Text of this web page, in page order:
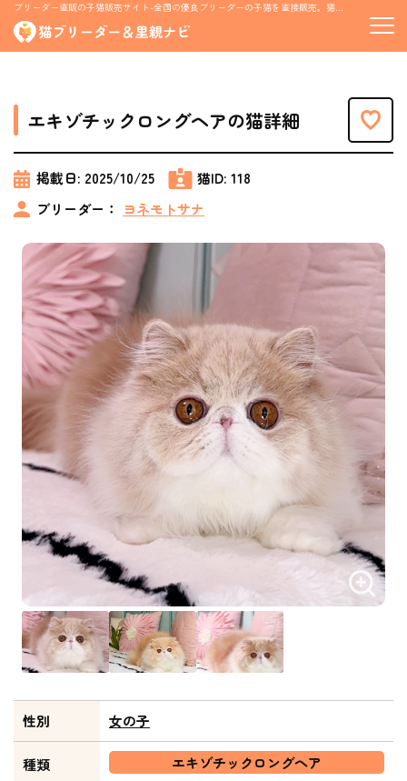
ブリーダー直販の子猫販売サイト-全国の優良ブリーダーの子猫を直接販売。猫の里親募集情報も掲載
エキゾチックロングヘアの猫詳細
掲載日: 2025/10/25 猫ID: 118
ブリーダー：
ヨネモトサナ
性別 女の子
種類 エキゾチックロングヘア